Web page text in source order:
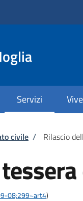
Servizi
civile / Rilascio
08;299~art4)